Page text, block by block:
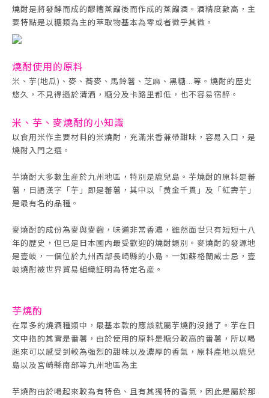
燒酎是將發酵而成的醪糟蒸餾後而作成的蒸餾酒。酒精度數高，主
要特點是以糖類為主的萃取物基本為零或者微乎其微。
燒酎使用的原料
米、芋(地瓜)、麥、蕎麥、馬鈴薯、芝麻、黑糖...等。燒酎的歷史
悠久，不見得遜於清酒，糖分及卡路里都低，也不容易宿醉。
米、芋、麥燒酎的小知識
以食用米作主要材料的米燒酎，充滿米香兼帶甜味，容易入口，是
燒酎入門之選。
芋燒酎大多數生産於九州地區，特別是鹿兒島。芋燒酎的原料是蕃
薯，日語漢字「芋」即是蕃薯，其中以「黄金千貫」及「紅壽芋」
是最有名的品種。
麥燒酎的成份為麥與麥麴，味道非常香濃，雖然面世只有短短十八
年的歴史，但已是日本國内最受歡迎的燒酎類別。麥燒酎的發源地
是壹岐，一個位於九州西部長崎縣的小島。一如蘇格蘭威士忌，壹
岐燒酎被世界貿易組織証明為特定名産。
芋燒酌
在眾多的燒酒種類中，最基本款的應該就屬芋燒酌沒錯了。芋在日
文中指的其實是番薯，由於使用的原料是糖分較高的番薯，所以喝
起來可以感受到較為強烈的甜味以及濃厚的香氣，原料產地以鹿兒
島以及宮崎縣南部等九州地區為主
芋燒酌由於喝起來較為有特色、且有其獨特的香氣，因此是屬於那